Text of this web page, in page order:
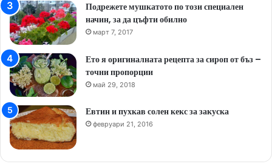
Подрежете мушкатото по този специален
начин, за да цъфти обилно
март 7, 2017
Ето я оригиналната рецепта за сироп от бъз –
точни пропорции
май 29, 2018
Евтин и пухкав солен кекс за закуска
февруари 21, 2016